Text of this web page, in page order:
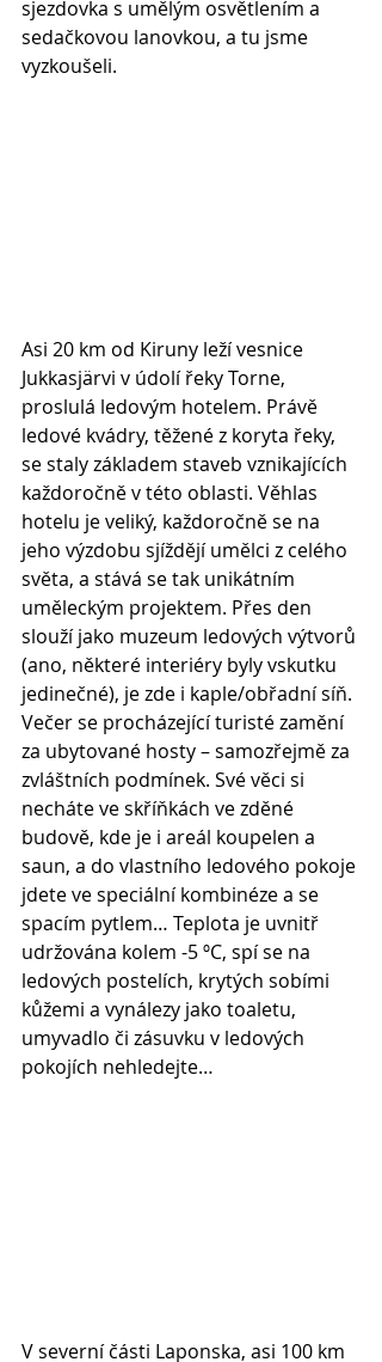
sjezdovka s umělým osvětlením a
sedačkovou lanovkou, a tu jsme
vyzkoušeli.
Asi 20 km od Kiruny leží vesnice
Jukkasjärvi v údolí řeky Torne,
proslulá ledovým hotelem. Právě
ledové kvádry, těžené z koryta řeky,
se staly základem staveb vznikajících
každoročně v této oblasti. Věhlas
hotelu je veliký, každoročně se na
jeho výzdobu sjíždějí umělci z celého
světa, a stává se tak unikátním
uměleckým projektem. Přes den
slouží jako muzeum ledových výtvorů
(ano, některé interiéry byly vskutku
jedinečné), je zde i kaple/obřadní síň.
Večer se procházející turisté zamění
za ubytované hosty – samozřejmě za
zvláštních podmínek. Své věci si
necháte ve skříňkách ve zděné
budově, kde je i areál koupelen a
saun, a do vlastního ledového pokoje
jdete ve speciální kombinéze a se
spacím pytlem… Teplota je uvnitř
udržována kolem -5 ºC, spí se na
ledových postelích, krytých sobími
kůžemi a vynálezy jako toaletu,
umyvadlo či zásuvku v ledových
pokojích nehledejte…
V severní části Laponska, asi 100 km